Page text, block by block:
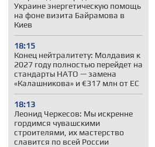
Украине энергетическую помощь
на фоне визита Байрамова в
Киев
18:15
Конец нейтралитету: Молдавия к
2027 году полностью перейдет на
стандарты НАТО — замена
«Калашникова» и €317 млн от ЕС
18:13
Леонид Черкесов: Мы искренне
гордимся чувашскими
строителями, их мастерство
славится по всей России